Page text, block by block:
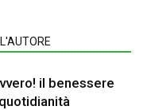
il benessere